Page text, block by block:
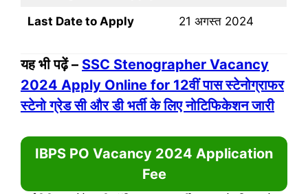
Last Date to Apply 21 अगस्त 2024
यह भी पढ़ें – SSC Stenographer Vacancy
2024 Apply Online for 12वीं पास स्टेनोग्राफर
स्टेनो ग्रेड सी और डी भर्ती के लिए नोटिफिकेशन जारी
IBPS PO Vacancy 2024 Application
Fee